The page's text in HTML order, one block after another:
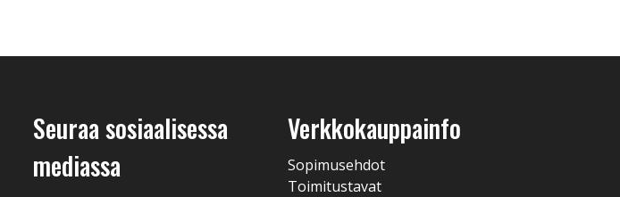
Seuraa sosiaalisessa
mediassa
Verkkokauppainfo
Sopimusehdot
Toimitustavat